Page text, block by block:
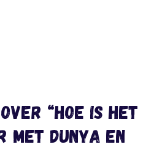
“Hoe is het
Dunya en